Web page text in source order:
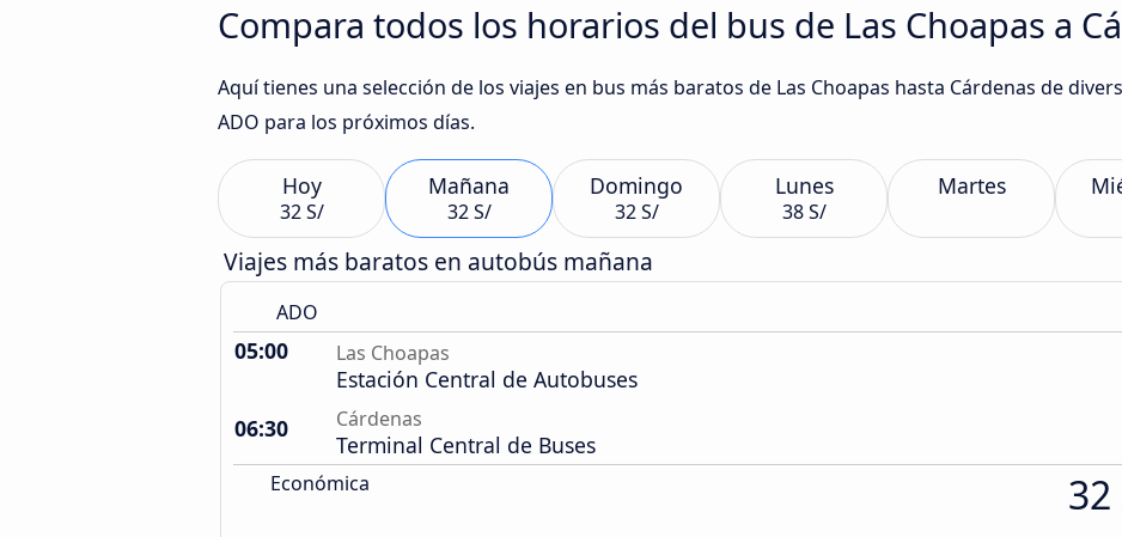
Compara todos los horarios del bus de Las Choapas a
Aquí tienes una selección de los viajes en bus más baratos de Las Choapas hasta Cárdenas de
ADO para los próximos días.
Hoy
32 S/
Mañana
32 S/
Domingo
32 S/
Lunes
38 S/
Martes
Viajes más baratos en autobús mañana
ADO
05:00 Las Choapas
Estación Central de Autobuses
06:30
Cárdenas
Terminal Central de Buses
Económica 32